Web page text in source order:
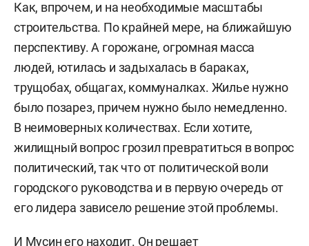
Как, впрочем, и на необходимые масштабы
строительства. По крайней мере, на ближайшую
перспективу. А горожане, огромная масса
людей, ютилась и задыхалась в бараках,
трущобах, общагах, коммуналках. Жилье нужно
было позарез, причем нужно было немедленно.
В неимоверных количествах. Если хотите,
жилищный вопрос грозил превратиться в вопрос
политический, так что от политической воли
городского руководства и в первую очередь от
его лидера зависело решение этой проблемы.
И Мусин его находит. Он решает